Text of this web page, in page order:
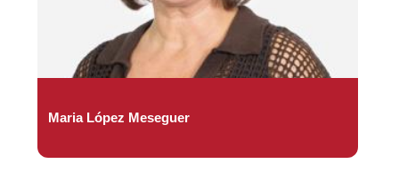
Maria López Meseguer